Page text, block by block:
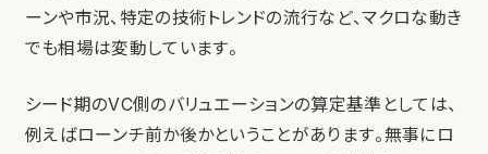
ーンや市況、特定の技術トレンドの流行など、マクロな動き
でも相場は変動しています。
シード期のVC側のバリュエーションの算定基準としては、
例えばローンチ前か後かということがあります。無事にロ